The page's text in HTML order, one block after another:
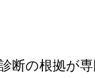
断の根拠が